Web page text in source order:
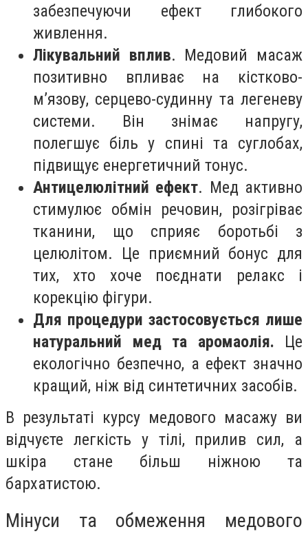
забезпечуючи ефект глибокого
живлення.
Лікувальний вплив. Медовий масаж
позитивно впливає на кістково-
м’язову, серцево-судинну та легеневу
системи. Він знімає напругу,
полегшує біль у спині та суглобах,
підвищує енергетичний тонус.
Антицелюлітний ефект. Мед активно
стимулює обмін речовин, розігріває
тканини, що сприяє боротьбі з
целюлітом. Це приємний бонус для
тих, хто хоче поєднати релакс і
корекцію фігури.
Для процедури застосовується лише
натуральний мед та аромаолія. Це
екологічно безпечно, а ефект значно
кращий, ніж від синтетичних засобів.
В результаті курсу медового масажу ви
відчуєте легкість у тілі, прилив сил, а
шкіра стане більш ніжною та
бархатистою.
Мінуси та обмеження медового